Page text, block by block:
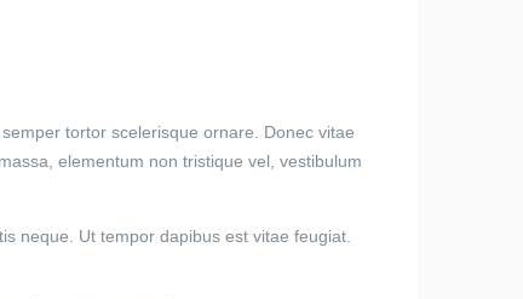
tortor scelerisque ornare. Donec vitae
elementum non tristique vel, vestibulum
neque. Ut tempor dapibus est vitae feugiat.